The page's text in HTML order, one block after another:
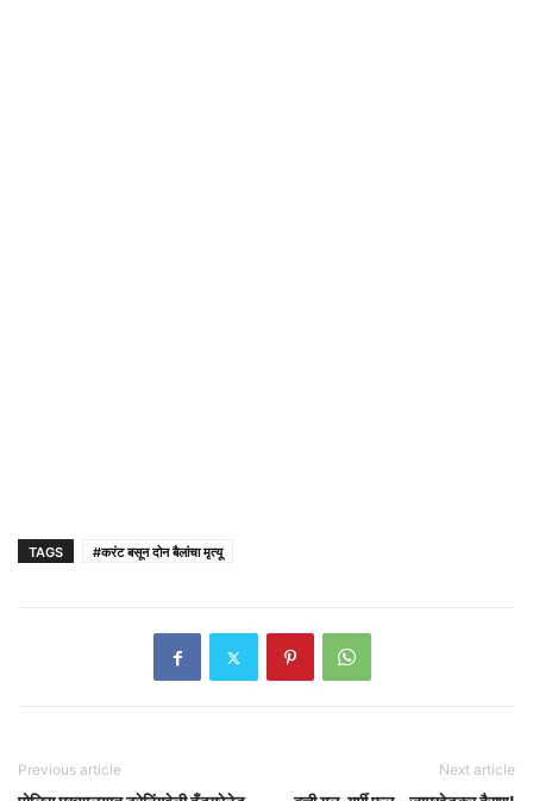
TAGS #करंट बसून दोन बैलांचा मृत्यू
Previous article Next article